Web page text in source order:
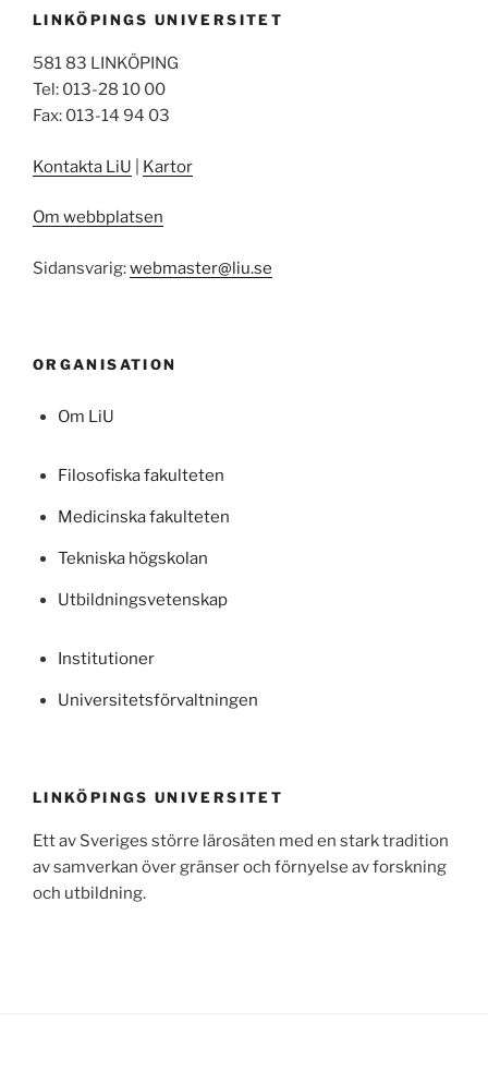
LINKÖPINGS UNIVERSITET
581 83 LINKÖPING
Tel: 013-28 10 00
Fax: 013-14 94 03
Kontakta LiU Kartor
Om webbplatsen
Sidansvarig:webmaster@liu.se
ORGANISATION
Om LiU
Filosofiska fakulteten
Medicinska fakulteten
Tekniska högskolan
Utbildningsvetenskap
Institutioner
Universitetsförvaltningen
LINKÖPINGS UNIVERSITET
Ett av Sveriges större lärosäten med en stark tradition
av samverkan över gränser och förnyelse av forskning
och utbildning.